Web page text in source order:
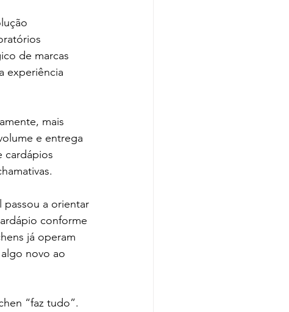
de marcas
experiência
mais
e entrega
cardápios
passou a orientar
conforme
já operam
novo ao
“faz tudo”.